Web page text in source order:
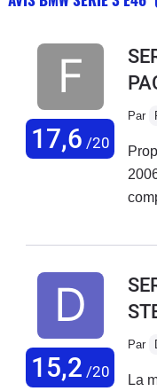
17,6 /20
Par
des
15,2 /20
Par
La